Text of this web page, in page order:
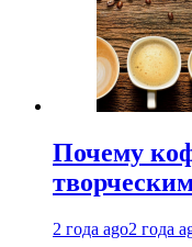
Почему
2 года ago2 года